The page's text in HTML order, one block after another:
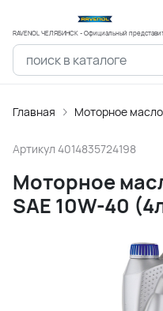
RAVENOL ЧЕЛЯБИНСК - Официальный
Главная Моторное масло
Артикул 4014835724198
Моторное
SAE 10W-40